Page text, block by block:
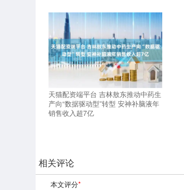
天猫配资端平台 吉林敖东推动中药生
产向“数据驱动型”转型 安神补脑液年
销售收入超7亿
相关评论
本文评分*